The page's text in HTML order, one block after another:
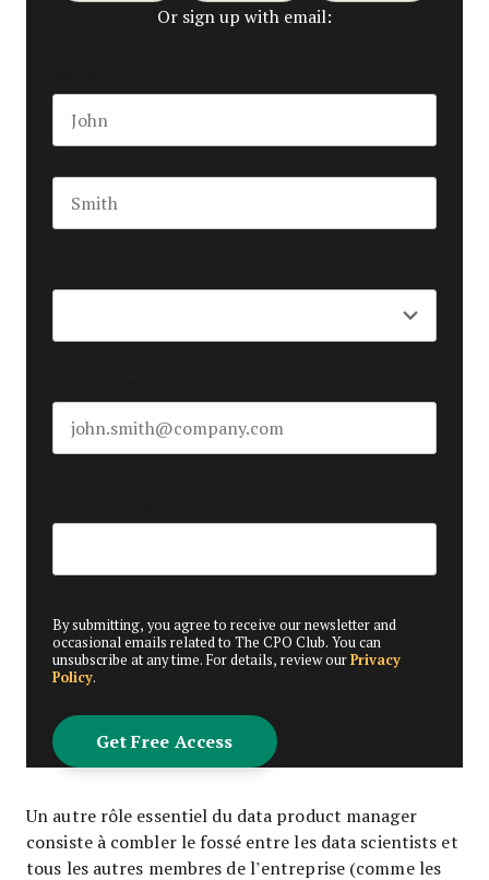
Or sign up with email:
By submitting, you agree to receive our newsletter and
occasional emails related to The CPO Club. You can
unsubscribe at any time. For details, review ourPrivacy
Policy.
Un autre rôle essentiel du data product manager
consiste à combler le fossé entre les data scientists et
tous les autres membres de l’entreprise (comme les